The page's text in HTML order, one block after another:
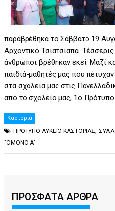
παραβρέθηκα το Σάββατο 19
Αρχοντικό Τσιατσιαπά.
άνθρωποι βρέθηκαν εκεί. Μαζί
παιδιά-μαθητές μας που
στα σχολεία μας στις
από το σχολείο μας, 1ο
Καστοριά
ΠΡΟΤΥΠΟ ΛΥΚΕΙΟ ΚΑΣΤΟΡΙΑΣ,
"ΟΜΟΝΟΙΑ"
ΠΡΟΣΦΑΤΑ ΑΡΘΡΑ